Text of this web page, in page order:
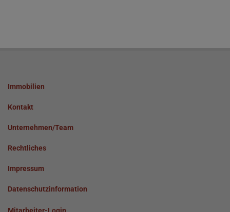
Immobilien
Kontakt
Unternehmen/Team
Rechtliches
Impressum
Datenschutzinformation